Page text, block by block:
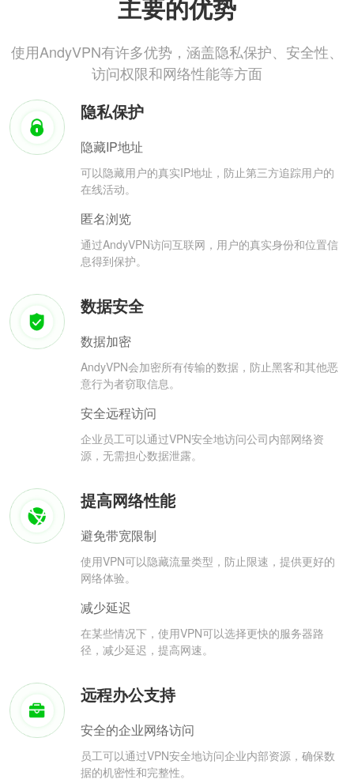
主要的优势
使用AndyVPN有许多优势，涵盖隐私保护、安全性、
访问权限和网络性能等方面
隐私保护
隐藏IP地址
可以隐藏用户的真实IP地址，防止第三方追踪用户的
在线活动。
匿名浏览
通过AndyVPN访问互联网，用户的真实身份和位置信
息得到保护。
数据安全
数据加密
AndyVPN会加密所有传输的数据，防止黑客和其他恶
意行为者窃取信息。
安全远程访问
企业员工可以通过VPN安全地访问公司内部网络资
源，无需担心数据泄露。
提高网络性能
避免带宽限制
使用VPN可以隐藏流量类型，防止限速，提供更好的
网络体验。
减少延迟
在某些情况下，使用VPN可以选择更快的服务器路
径，减少延迟，提高网速。
远程办公支持
安全的企业网络访问
员工可以通过VPN安全地访问企业内部资源，确保数
据的机密性和完整性。